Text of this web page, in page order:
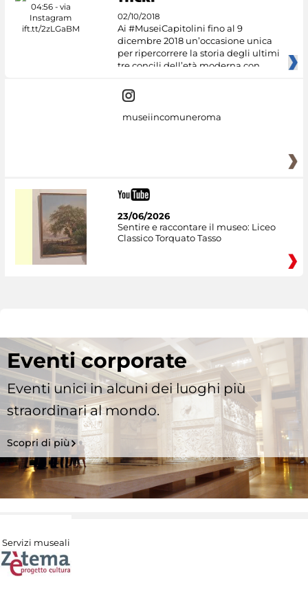
02/10/2018
Ai #MuseiCapitolini fino al 9
dicembre 2018 un’occasione unica
per ripercorrere la storia degli ultimi
tre concili dell’età moderna con
museiincomuneroma
23/06/2026
Sentire e raccontare il museo: Liceo
Classico Torquato Tasso
Eventi corporate
Eventi unici in alcuni dei luoghi più
straordinari al mondo.
Scopri di più
Servizi museali